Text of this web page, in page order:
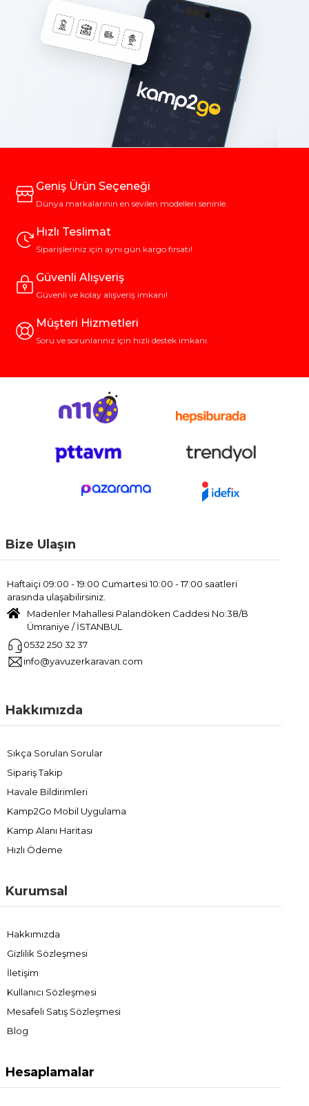
Geniş Ürün Seçeneği
Dünya markalarının en sevilen modelleri seninle.
Hızlı Teslimat
Siparişleriniz için aynı gün kargo fırsatı!
Güvenli Alışveriş
Güvenli ve kolay alışveriş imkanı!
Müşteri Hizmetleri
Soru ve sorunlarınız için hızlı destek imkanı.
Bize Ulaşın
Haftaiçi 09:00 - 19:00 Cumartesi 10:00 - 17:00 saatleri
arasında ulaşabilirsiniz.
Madenler Mahallesi Palandöken Caddesi No:38/B
Ümraniye / İSTANBUL
0532 250 32 37
info@yavuzerkaravan.com
Hakkımızda
Sıkça Sorulan Sorular
Sipariş Takip
Havale Bildirimleri
Kamp2Go Mobil Uygulama
Kamp Alanı Haritası
Hızlı Ödeme
Kurumsal
Hakkımızda
Gizlilik Sözleşmesi
İletişim
Kullanıcı Sözleşmesi
Mesafeli Satış Sözleşmesi
Blog
Hesaplamalar